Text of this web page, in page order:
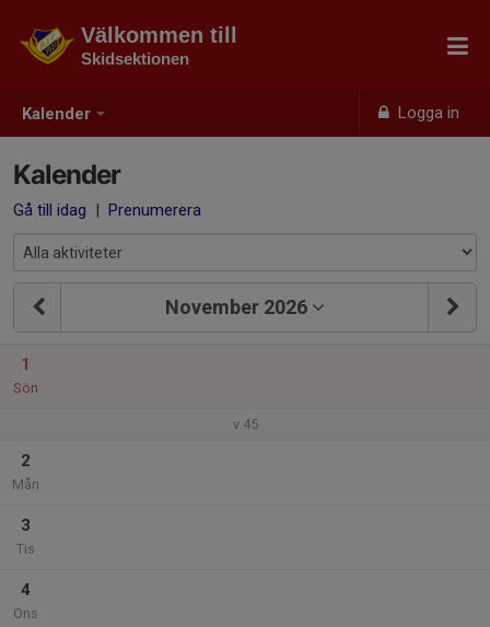
Kalender Logga in
Välkommen till
Skidsektionen
Kalender
Gå till idag | Prenumerera
November 2026
1
Sön
v.45
2
Mån
3
Tis
4
Ons